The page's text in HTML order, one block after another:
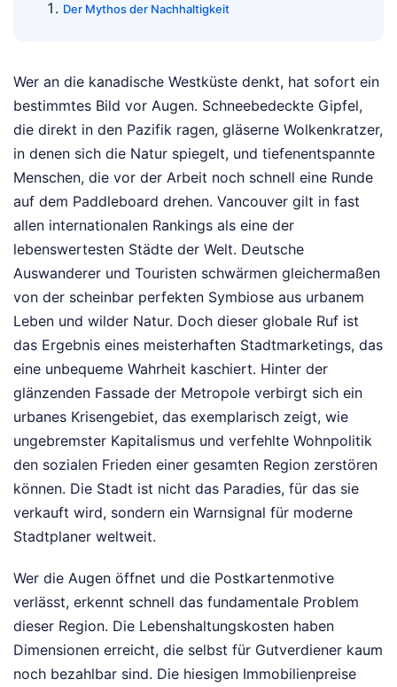
Der Mythos der Nachhaltigkeit
Wer an die kanadische Westküste denkt, hat sofort ein
bestimmtes Bild vor Augen. Schneebedeckte Gipfel,
die direkt in den Pazifik ragen, gläserne Wolkenkratzer,
in denen sich die Natur spiegelt, und tiefenentspannte
Menschen, die vor der Arbeit noch schnell eine Runde
auf dem Paddleboard drehen. Vancouver gilt in fast
allen internationalen Rankings als eine der
lebenswertesten Städte der Welt. Deutsche
Auswanderer und Touristen schwärmen gleichermaßen
von der scheinbar perfekten Symbiose aus urbanem
Leben und wilder Natur. Doch dieser globale Ruf ist
das Ergebnis eines meisterhaften Stadtmarketings, das
eine unbequeme Wahrheit kaschiert. Hinter der
glänzenden Fassade der Metropole verbirgt sich ein
urbanes Krisengebiet, das exemplarisch zeigt, wie
ungebremster Kapitalismus und verfehlte Wohnpolitik
den sozialen Frieden einer gesamten Region zerstören
können. Die Stadt ist nicht das Paradies, für das sie
verkauft wird, sondern ein Warnsignal für moderne
Stadtplaner weltweit.
Wer die Augen öffnet und die Postkartenmotive
verlässt, erkennt schnell das fundamentale Problem
dieser Region. Die Lebenshaltungskosten haben
Dimensionen erreicht, die selbst für Gutverdiener kaum
noch bezahlbar sind. Die hiesigen Immobilienpreise